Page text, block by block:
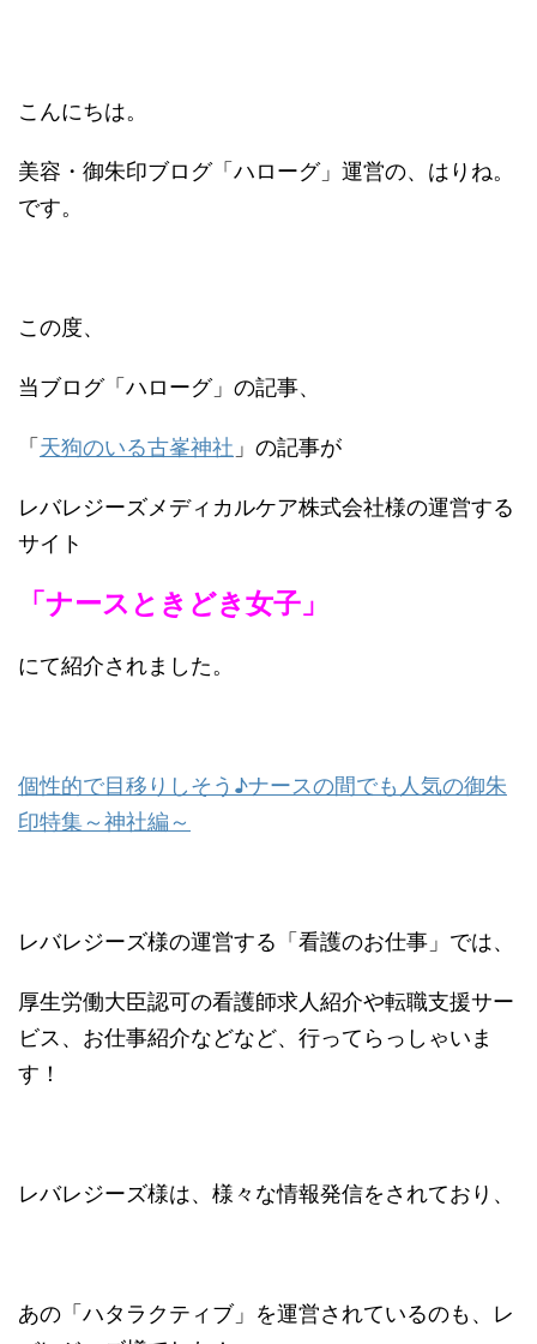
こんにちは。
美容・御朱印ブログ「ハローグ」運営の、はりね。
です。
この度、
当ブログ「ハローグ」の記事、
「 天狗のいる古峯神社 」の記事が
レバレジーズメディカルケア株式会社様の運営する
サイト
「ナースときどき女子」
にて紹介されました。
個性的で目移りしそう♪ナースの間でも人気の御朱
印特集～神社編～
レバレジーズ様の運営する「看護のお仕事」では、
厚生労働大臣認可の看護師求人紹介や転職支援サー
ビス、お仕事紹介などなど、行ってらっしゃいま
す！
レバレジーズ様は、様々な情報発信をされており、
あの「ハタラクティブ」を運営されているのも、レ